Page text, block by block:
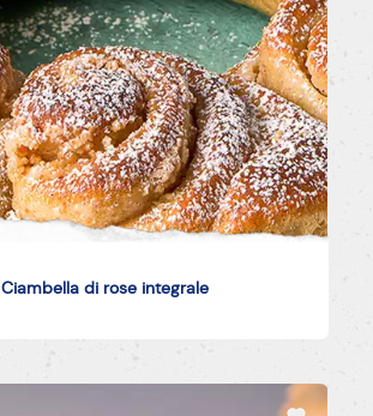
Vegano Senza uova
Ciambella di rose integrale